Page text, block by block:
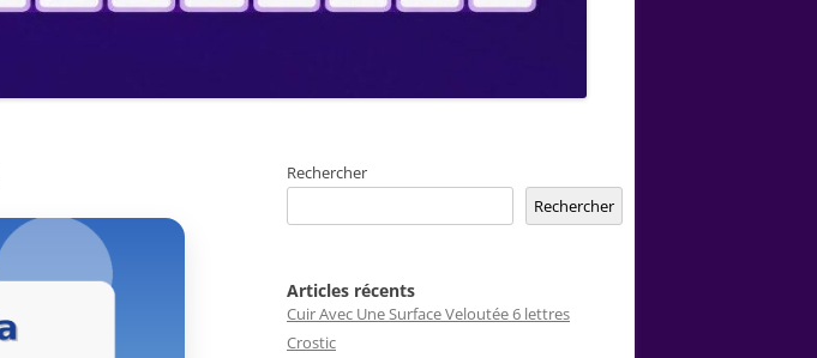
Rechercher
Rechercher
Articles récents
Cuir Avec Une Surface Veloutée 6 lettres
Crostic